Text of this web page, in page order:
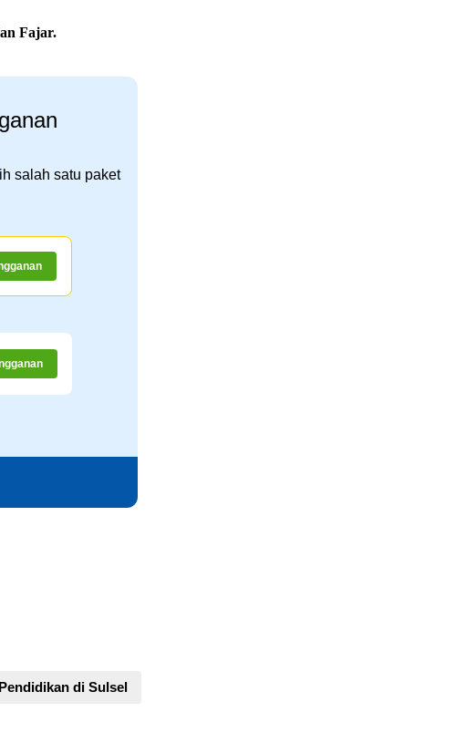
Fajar.
salah satu paket
Pendidikan di Sulsel